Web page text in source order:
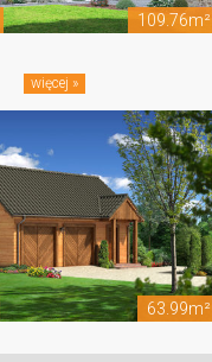
109.76m²
63.99m²